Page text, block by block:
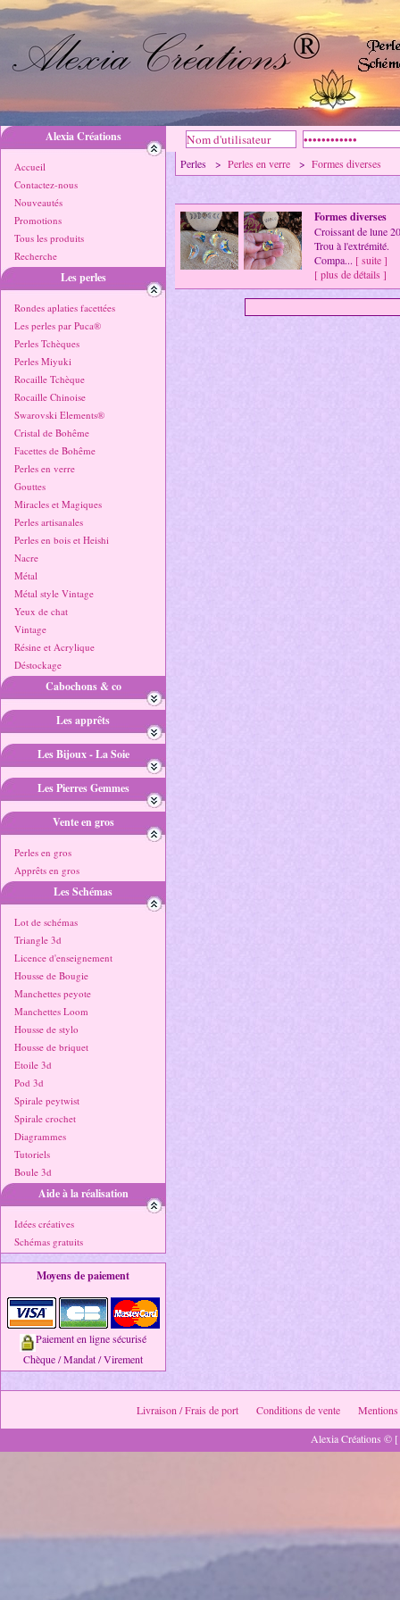
Alexia Créations
Accueil
Contactez-nous
Nouveautés
Promotions
Tous les produits
Recherche
Les perles
Rondes aplaties facettées
Les perles par Puca®
Perles Tchèques
Perles Miyuki
Rocaille Tchèque
Rocaille Chinoise
Swarovski Elements®
Cristal de Bohême
Facettes de Bohême
Perles en verre
Gouttes
Miracles et Magiques
Perles artisanales
Perles en bois et Heishi
Nacre
Métal
Métal style Vintage
Yeux de chat
Vintage
Résine et Acrylique
Déstockage
Cabochons & co
Les apprêts
Les Bijoux - La Soie
Les Pierres Gemmes
Vente en gros
Perles en gros
Apprêts en gros
Les Schémas
Lot de schémas
Triangle 3d
Licence d'enseignement
Housse de Bougie
Manchettes peyote
Manchettes Loom
Housse de stylo
Housse de briquet
Etoile 3d
Pod 3d
Spirale peytwist
Spirale crochet
Diagrammes
Tutoriels
Boule 3d
Aide à la réalisation
Idées créatives
Schémas gratuits
Moyens de paiement
Paiement en ligne sécurisé
Chèque / Mandat / Virement
Perles > Perles en verre > Formes diverses
Formes diverses
Croissant de lune
Trou à l'extrémité.
Compa... [ suite ]
[ plus de détails ]
Livraison / Frais de port Conditions de vente
Mentions
Alexia Créations ©